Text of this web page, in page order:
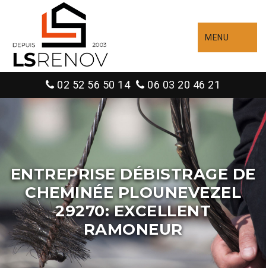
MENU
02 52 56 50 14 06 03 20 46 21
ENTREPRISE DÉBISTRAGE DE
CHEMINÉE PLOUNEVEZEL
29270: EXCELLENT
RAMONEUR